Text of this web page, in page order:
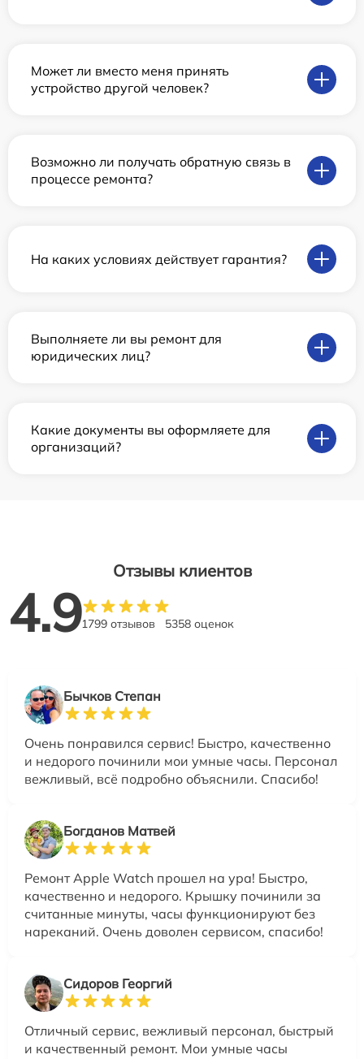
Может ли вместо меня принять
устройство другой человек?
Возможно ли получать обратную связь в
процессе ремонта?
На каких условиях действует гарантия?
Выполняете ли вы ремонт для
юридических лиц?
Какие документы вы оформляете для
организаций?
Отзывы клиентов
4.91799 отзывов 5358 оценок
Бычков Степан
Очень понравился сервис! Быстро, качественно
и недорого починили мои умные часы. Персонал
вежливый, всё подробно объяснили. Спасибо!
Богданов Матвей
Ремонт Apple Watch прошел на ура! Быстро,
качественно и недорого. Крышку починили за
считанные минуты, часы функционируют без
нареканий. Очень доволен сервисом, спасибо!
Сидоров Георгий
Отличный сервис, вежливый персонал, быстрый
и качественный ремонт. Мои умные часы